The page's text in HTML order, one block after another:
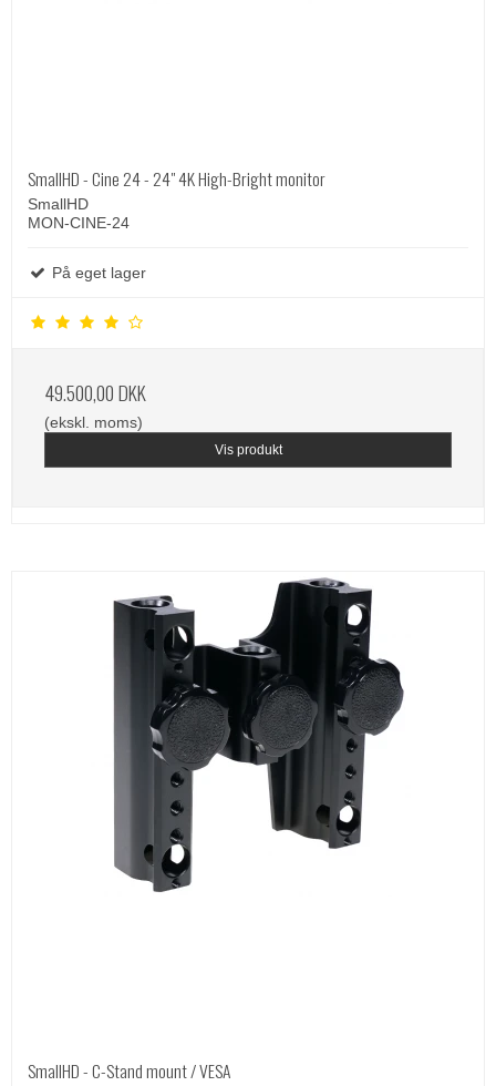
SmallHD - Cine 24 - 24" 4K High-Bright monitor
SmallHD
MON-CINE-24
På eget lager
49.500,00 DKK
(ekskl. moms)
Vis produkt
SmallHD - C-Stand mount / VESA